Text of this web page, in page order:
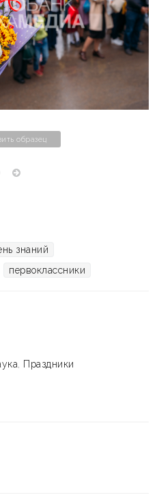
образец
знаний
первоклассники
Праздники